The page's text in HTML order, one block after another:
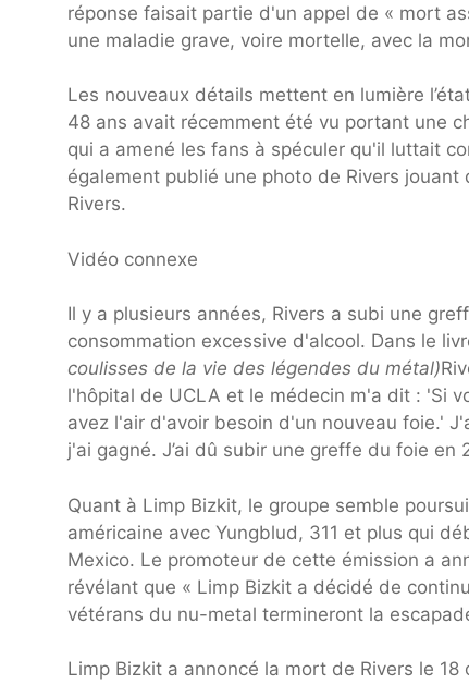
réponse faisait partie d'un appel de « mort
une maladie grave, voire mortelle, avec la
Les nouveaux détails mettent en lumière
48 ans avait récemment été vu portant une
qui a amené les fans à spéculer qu'il luttait
également publié une photo de Rivers
Rivers.
Vidéo connexe
Il y a plusieurs années, Rivers a subi une
consommation excessive d'alcool. Dans le
coulisses de la vie des légendes du métal)
l'hôpital de UCLA et le médecin m'a dit : 'Si
avez l'air d'avoir besoin d'un nouveau foie.'
j'ai gagné. J’ai dû subir une greffe du foie en
Quant à Limp Bizkit, le groupe semble
américaine avec Yungblud, 311 et plus qui
Mexico. Le promoteur de cette émission a
révélant que « Limp Bizkit a décidé de
vétérans du nu-metal termineront la
Limp Bizkit a annoncé la mort de Rivers le